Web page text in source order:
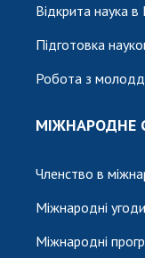
Відкрита наука
Підготовка
Робота з
МІЖНАРОДНЕ
Членство в
Міжнародні угоди
Міжнародні